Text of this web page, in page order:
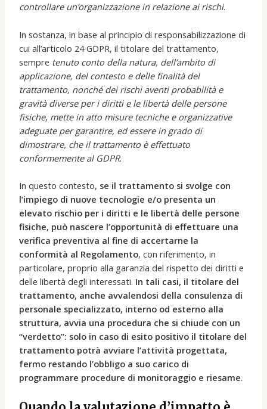
controllare un’organizzazione in relazione ai rischi.
In sostanza, in base al principio di responsabilizzazione di
cui all’articolo 24 GDPR, il titolare del trattamento,
sempre tenuto conto della natura, dell’ambito di
applicazione, del contesto e delle finalità del
trattamento, nonché dei rischi aventi probabilità e
gravità diverse per i diritti e le libertà delle persone
fisiche, mette in atto misure tecniche e organizzative
adeguate per garantire, ed essere in grado di
dimostrare, che il trattamento è effettuato
conformemente al GDPR.
In questo contesto, se il trattamento si svolge con
l’impiego di nuove tecnologie e/o presenta un
elevato rischio per i diritti e le libertà delle persone
fisiche, può nascere l’opportunità di effettuare una
verifica preventiva al fine di accertarne la
conformità al Regolamento, con riferimento, in
particolare, proprio alla garanzia del rispetto dei diritti e
delle libertà degli interessati. In tali casi, il titolare del
trattamento, anche avvalendosi della consulenza di
personale specializzato, interno od esterno alla
struttura, avvia una procedura che si chiude con un
“verdetto”: solo in caso di esito positivo il titolare del
trattamento potrà avviare l’attività progettata,
fermo restando l’obbligo a suo carico di
programmare procedure di monitoraggio e riesame.